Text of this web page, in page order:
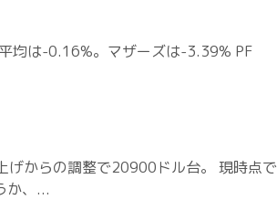
均は-0.16%。マザーズは-3.39% PF
げからの調整で20900ドル台。 現時点で
か、...